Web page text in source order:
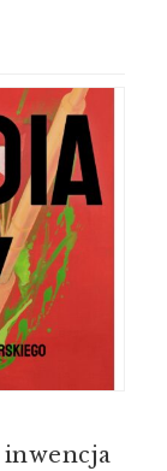
inwencja